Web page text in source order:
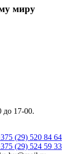
миру
до 17-00.
(29) 520 84 64
(29) 524 59 33